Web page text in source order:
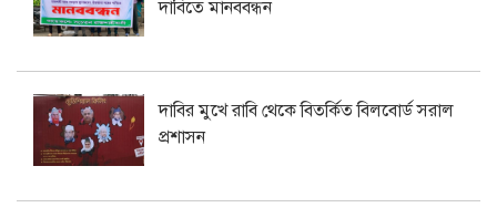
দাবিতে মানববন্ধন
দাবির মুখে রাবি থেকে বিতর্কিত বিলবোর্ড সরাল
প্রশাসন